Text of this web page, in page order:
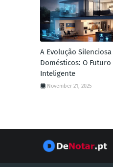
A Evolução
Domésticos: O Futuro
Inteligente
November 21, 2025